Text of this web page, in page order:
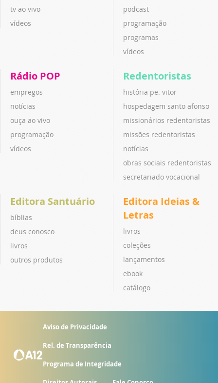
tv ao vivo
vídeos
podcast
programação
programas
vídeos
Rádio POP
empregos
notícias
ouça ao vivo
programação
vídeos
Redentoristas
história pe. vitor
hospedagem santo afonso
missionários redentoristas
missões redentoristas
notícias
obras sociais redentoristas
secretariado vocacional
Editora Santuário
bíblias
deus conosco
livros
outros produtos
Editora Ideias &
Letras
livros
coleções
lançamentos
ebook
catálogo
Aviso de Privacidade
Rel. de Transparência
Programa de Integridade